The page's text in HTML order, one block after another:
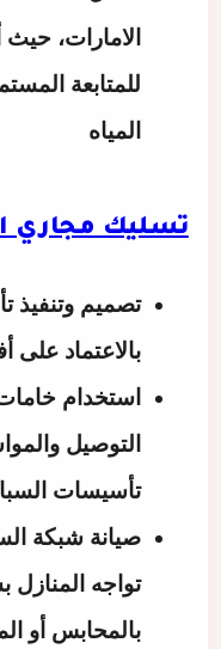
الامارات،
للمتابعة
المياه
‏تسليك مجاري
تصميم وتنفيذ
بالاعتماد على
استخدام
التوصيل
تأسيسات
صيانة شبكة
تواجه
بالمحابس أو